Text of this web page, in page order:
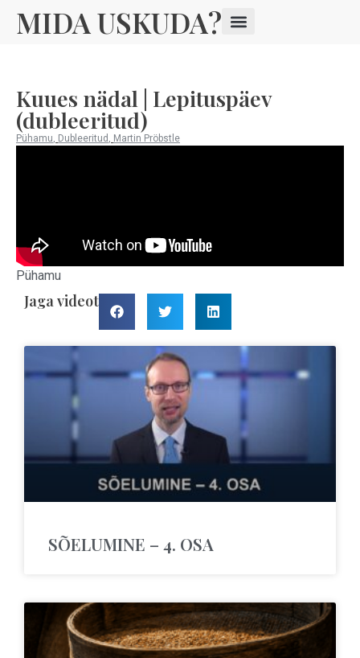
MIDA USKUDA?
Kuues nädal | Lepituspäev
(dubleeritud)
Pühamu, Dubleeritud , Martin Pröbstle
Pühamu
Jaga videot
SÕELUMINE – 4. OSA